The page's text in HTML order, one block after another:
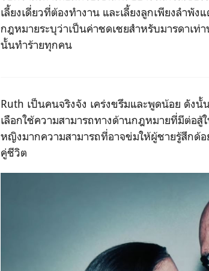
เลี้ยงเดี่ยวที่ต้องทำงาน และเลี้ยงลูกเพียงลำพัง
กฎหมายระบุว่าเป็นค่าชดเชยสำหรับมารดาเท่
นั้นทำร้ายทุกคน
Ruth เป็นคนจริงจัง เคร่งขรึมและพูดน้อย ดังนั้
เลือกใช้ความสามารถทางด้านกฎหมายที่มีต่อสู้
หญิงมากความสามารถที่อาจข่มให้ผู้ชายรู้สึกด้
คู่ชีวิต